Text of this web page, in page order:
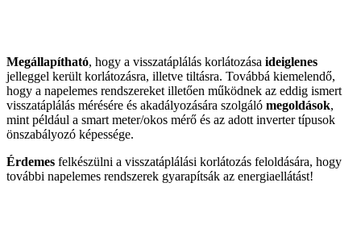
Megállapítható, hogy a visszatáplálás korlátozása ideiglenes
jelleggel került korlátozásra, illetve tiltásra. Továbbá kiemelendő,
hogy a napelemes rendszereket illetően működnek az eddig ismert
visszatáplálás mérésére és akadályozására szolgáló megoldások,
mint például a smart meter/okos mérő és az adott inverter típusok
önszabályozó képessége.
Érdemes felkészülni a visszatáplálási korlátozás feloldására, hogy
további napelemes rendszerek gyarapítsák az energiaellátást!